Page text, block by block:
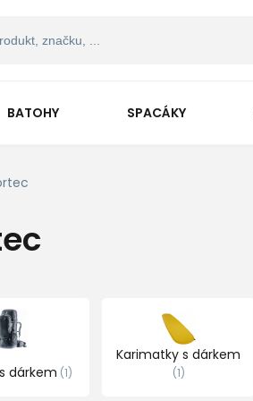
BATOHY SPACÁKY
dárkem 1
Karimatky s dárkem
1